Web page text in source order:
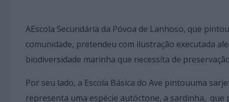
AEscola Secundária da Póvoa de Lanhoso, que
comunidade, pretendeu com ilustração executada
biodiversidade marinha que necessita de
Por seu lado, a Escola Básica do Ave pintouuma
representa uma espécie autóctone, a sardinha, que